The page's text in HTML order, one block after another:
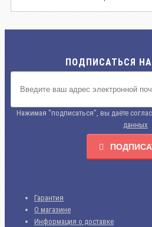
ПОДПИСАТЬСЯ
Нажимая "подписаться", вы даёте
данных
Гарантия
О магазине
Информация о доставке